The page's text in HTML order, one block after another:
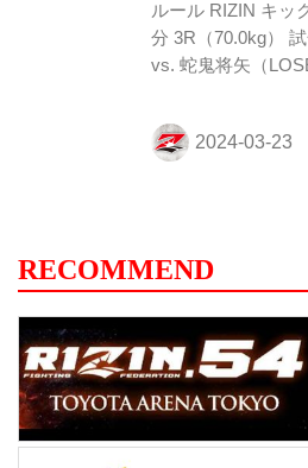
村が左フックでと
ロ...
ルール RIZIN キッ
分 3R（70.0kg）
vs. 蛇鬼将矢（
1 両者オーソドッ
也は左フック、右
げる。しかし蛇鬼
憂也を呼び込む。
に追い込む憂也。
で蛇鬼をとらえる
が憂也は逆に左フ
右ショートフック...
RECOMMEND